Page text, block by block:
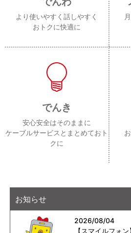
より使いやすく話しやすく
おトクに快適に
でんき
安心安全はそのままに
ケーブルサービスとまとめておト
クに
お知らせ
2026/08/04
【スマイルフォ